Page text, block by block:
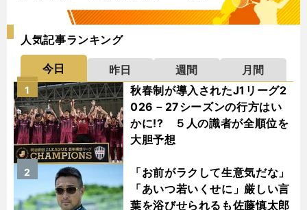
人気記事ランキング
今日 昨日 週間
月間
秋春制が導入されたJ1リーグ2
026－27シーズンの行方はい
かに!? ５人の識者が全順位を
大胆予想
1
「お前がラクして生意気だな」
「あいつ若いくせに」厳しい言
葉を浴びせられるも佐藤慎太郎
2